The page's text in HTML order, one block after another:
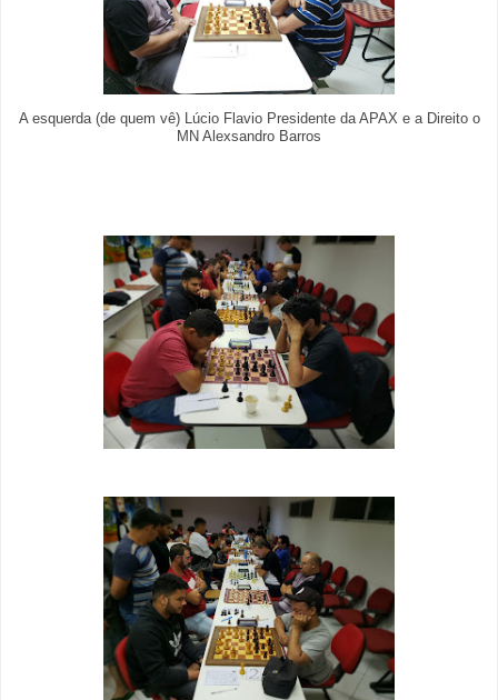
A esquerda (de quem vê) Lúcio Flavio Presidente da APAX e a Direito o
MN Alexsandro Barros